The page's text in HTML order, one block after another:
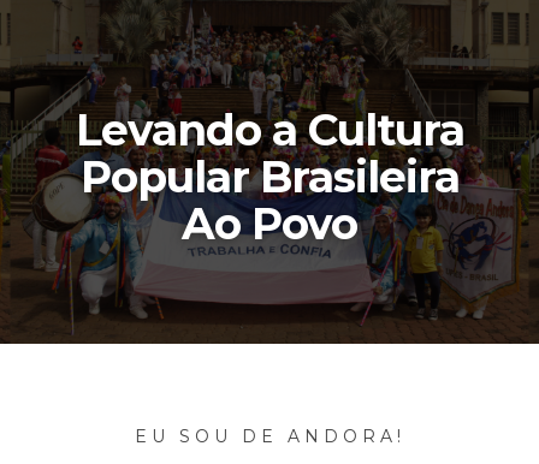
Levando a Cultura
Popular Brasileira
Ao Povo
EU SOU DE ANDORA!